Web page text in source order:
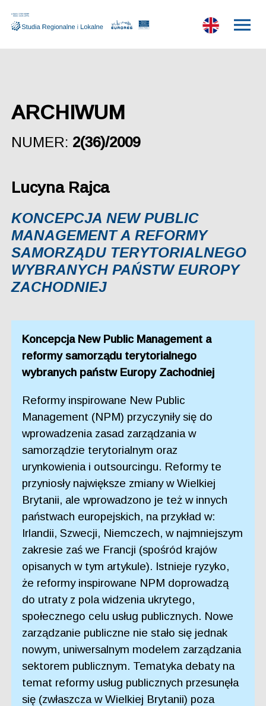
ARCHIWUM
NUMER: 2(36)/2009
Lucyna Rajca
KONCEPCJA NEW PUBLIC
MANAGEMENT A REFORMY
SAMORZĄDU TERYTORIALNEGO
WYBRANYCH PAŃSTW EUROPY
ZACHODNIEJ
Koncepcja New Public Management a
reformy samorządu terytorialnego
wybranych państw Europy Zachodniej
Reformy inspirowane New Public
Management (NPM) przyczyniły się do
wprowadzenia zasad zarządzania w
samorządzie terytorialnym oraz
urynkowienia i outsourcingu. Reformy te
przyniosły największe zmiany w Wielkiej
Brytanii, ale wprowadzono je też w innych
państwach europejskich, na przykład w:
Irlandii, Szwecji, Niemczech, w najmniejszym
zakresie zaś we Francji (spośród krajów
opisanych w tym artykule). Istnieje ryzyko,
że reformy inspirowane NPM doprowadzą
do utraty z pola widzenia ukrytego,
społecznego celu usług publicznych. Nowe
zarządzanie publiczne nie stało się jednak
nowym, uniwersalnym modelem zarządzania
sektorem publicznym. Tematyka debaty na
temat reformy usług publicznych przesunęła
się (zwłaszcza w Wielkiej Brytanii) poza